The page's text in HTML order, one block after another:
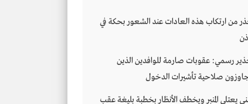
من ارتكاب هذه العادات عند الشعور بحكة في
رسمي: عقوبات صارمة للوافدين الذين
صلاحية تأشيرات الدخول
يعتلي المنبر ويخطف الأنظار بخطبة بليغة عقب